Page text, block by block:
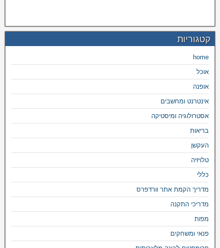
קטגוריות
home
אוכל
אופנה
אינטרנט ומחשבים
אסטרולוגיה ומיסטיקה
בריאות
העקשן
טלויזיה
כללי
מדריך הקמת אתר וורדפרס
מדריכי התקנה
מפות
פנאי ומשחקים